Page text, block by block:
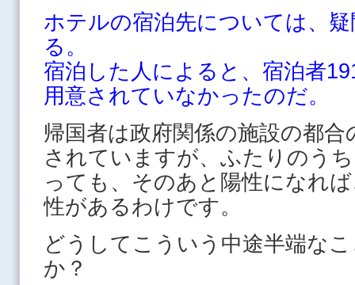
ホテルの宿泊先については、
る。
宿泊した人によると、宿泊者
用意されていなかったのだ。
帰国者は政府関係の施設の都
されていますが、ふたりのう
っても、そのあと陽性になれ
性があるわけです。
どうしてこういう中途半端な
か？